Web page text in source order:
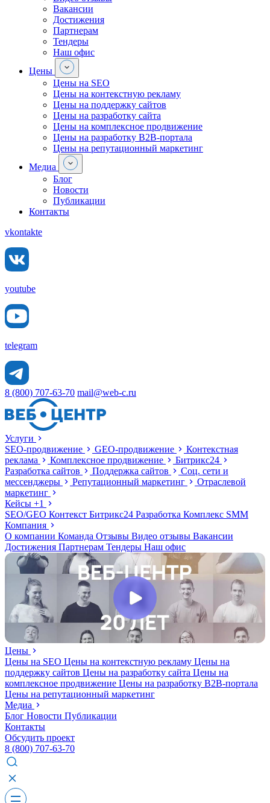
Вакансии
Достижения
Партнерам
Тендеры
Наш офис
Цены
Цены на SEO
Цены на контекстную рекламу
Цены на поддержку сайтов
Цены на разработку сайта
Цены на комплексное продвижение
Цены на разработку В2В-портала
Цены на репутационный маркетинг
Медиа
Блог
Новости
Публикации
Контакты
vkontakte
youtube
telegram
8 (800) 707-63-70 mail@web-c.ru
Услуги
SEO-продвижение
GEO-продвижение
Контекстная
реклама
Комплексное продвижение
Битрикс24
Разработка сайтов
Поддержка сайтов
Соц. сети и
мессенджеры
Репутационный маркетинг
Отраслевой
маркетинг
Кейсы +1
SEO/GEO Контекст Битрикс24 Разработка Комплекс SMM
Компания
О компании Команда Отзывы Видео отзывы Вакансии
Достижения Партнерам Тендеры Наш офис
Цены
Цены на SEO Цены на контекстную рекламу Цены на
поддержку сайтов Цены на разработку сайта Цены на
комплексное продвижение Цены на разработку В2В-портала
Цены на репутационный маркетинг
Медиа
Блог Новости Публикации
Контакты
Обсудить проект
8 (800) 707-63-70